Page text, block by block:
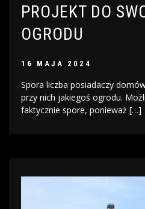
PROJEKT DO
OGRODU
16 MAJA 2024
Spora liczba posiadaczy
przy nich jakiegoś ogrodu.
faktycznie spore, ponieważ […]